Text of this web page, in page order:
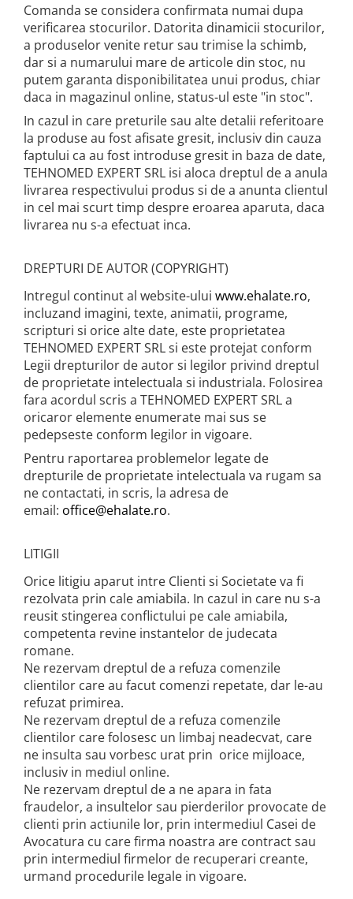
Comanda se considera confirmata numai dupa
verificarea stocurilor. Datorita dinamicii stocurilor,
a produselor venite retur sau trimise la schimb,
dar si a numarului mare de articole din stoc, nu
putem garanta disponibilitatea unui produs, chiar
daca in magazinul online, status-ul este "in stoc".
In cazul in care preturile sau alte detalii referitoare
la produse au fost afisate gresit, inclusiv din cauza
faptului ca au fost introduse gresit in baza de date,
TEHNOMED EXPERT SRL isi aloca dreptul de a anula
livrarea respectivului produs si de a anunta clientul
in cel mai scurt timp despre eroarea aparuta, daca
livrarea nu s-a efectuat inca.
DREPTURI DE AUTOR (COPYRIGHT)
Intregul continut al website-ului www.ehalate.ro,
incluzand imagini, texte, animatii, programe,
scripturi si orice alte date, este proprietatea
TEHNOMED EXPERT SRL si este protejat conform
Legii drepturilor de autor si legilor privind dreptul
de proprietate intelectuala si industriala. Folosirea
fara acordul scris a TEHNOMED EXPERT SRL a
oricaror elemente enumerate mai sus se
pedepseste conform legilor in vigoare.
Pentru raportarea problemelor legate de
drepturile de proprietate intelectuala va rugam sa
ne contactati, in scris, la adresa de
email: office@ehalate.ro.
LITIGII
Orice litigiu aparut intre Clienti si Societate va fi
rezolvata prin cale amiabila. In cazul in care nu s-a
reusit stingerea conflictului pe cale amiabila,
competenta revine instantelor de judecata
romane.
Ne rezervam dreptul de a refuza comenzile
clientilor care au facut comenzi repetate, dar le-au
refuzat primirea.
Ne rezervam dreptul de a refuza comenzile
clientilor care folosesc un limbaj neadecvat, care
ne insulta sau vorbesc urat prin orice mijloace,
inclusiv in mediul online.
Ne rezervam dreptul de a ne apara in fata
fraudelor, a insultelor sau pierderilor provocate de
clienti prin actiunile lor, prin intermediul Casei de
Avocatura cu care firma noastra are contract sau
prin intermediul firmelor de recuperari creante,
urmand procedurile legale in vigoare.